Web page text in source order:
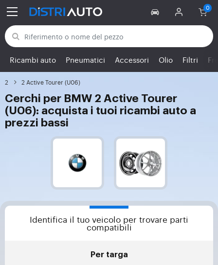
Torna alle categorie
Ricambi auto Pneumatici Accessori Olio Filtri
2 2 Active Tourer (U06)
Cerchi per BMW 2 Active Tourer
(U06): acquista i tuoi ricambi auto a
prezzi bassi
Identifica il tuo veicolo per trovare parti
compatibili
Per targa